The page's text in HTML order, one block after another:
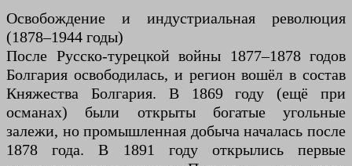
Освобождение и индустриальная революция
(1878–1944 годы)
После Русско-турецкой войны 1877–1878 годов
Болгария освободилась, и регион вошёл в состав
Княжества Болгария. В 1869 году (ещё при
османах) были открыты богатые угольные
залежи, но промышленная добыча началась после
1878 года. В 1891 году открылись первые